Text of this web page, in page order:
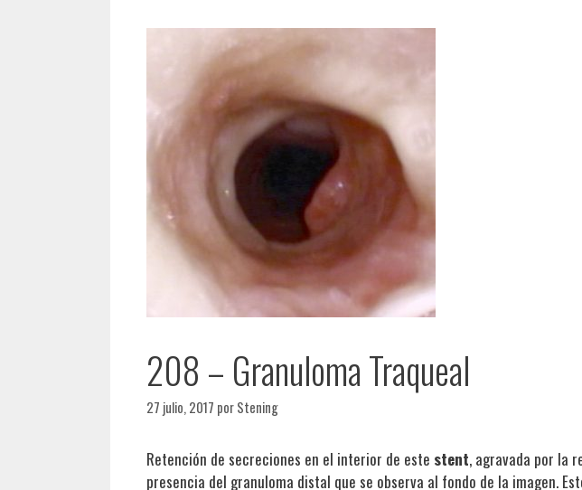
208 – Granuloma Traqueal
27 julio, 2017 porStening
Retención de secreciones en el interior de este stent, agravada por la
presencia del granuloma distal que se observa al fondo de la imagen.